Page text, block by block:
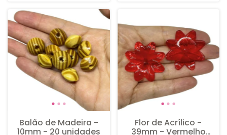
Balão de Madeira -
10mm - 20 unidades
Flor de Acrílico -
39mm - Vermelho